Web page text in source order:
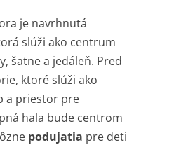
je navrhnutá
slúži ako centrum
šatne a jedáleň. Pred
ktoré slúži ako
a priestor pre
hala bude centrom
podujatia pre deti